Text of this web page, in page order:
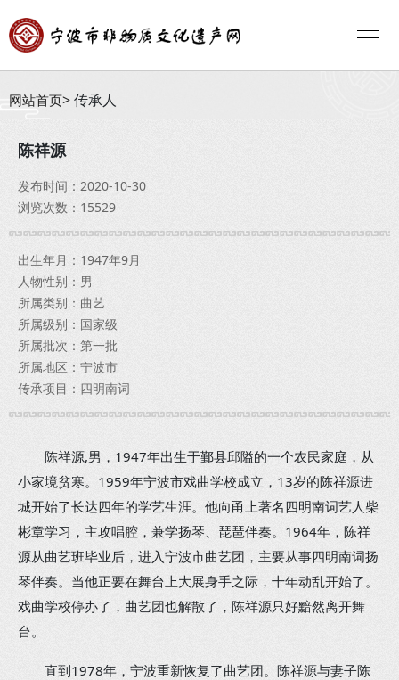
网站首页 传承人
陈祥源
发布时间：2020-10-30
浏览次数：15529
出生年月：1947年9月
人物性别：男
所属类别：曲艺
所属级别：国家级
所属批次：第一批
所属地区：宁波市
传承项目：四明南词
陈祥源,男，1947年出生于鄞县邱隘的一个农民家庭，从
小家境贫寒。1959年宁波市戏曲学校成立，13岁的陈祥源进
城开始了长达四年的学艺生涯。他向甬上著名四明南词艺人柴
彬章学习，主攻唱腔，兼学扬琴、琵琶伴奏。1964年，陈祥
源从曲艺班毕业后，进入宁波市曲艺团，主要从事四明南词扬
琴伴奏。当他正要在舞台上大展身手之际，十年动乱开始了。
戏曲学校停办了，曲艺团也解散了，陈祥源只好黯然离开舞
台。
直到1978年，宁波重新恢复了曲艺团。陈祥源与妻子陈